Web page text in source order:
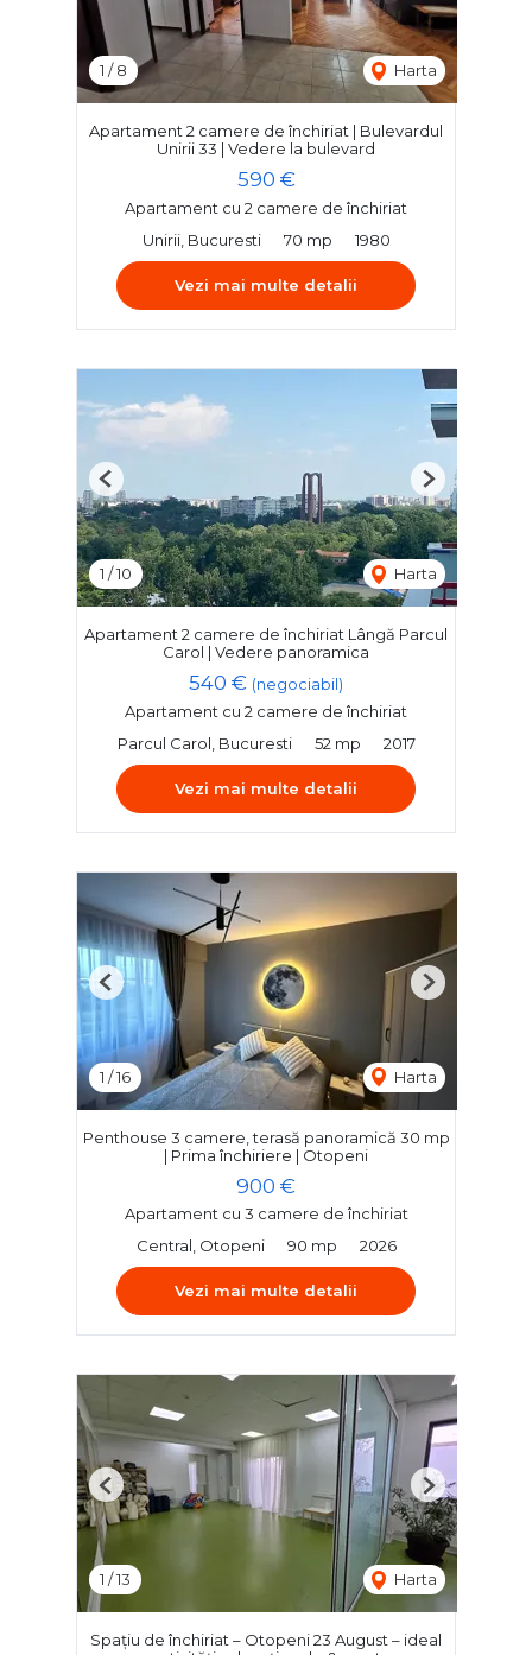
1 /8 Harta
Apartament 2 camere de închiriat | Bulevardul
Unirii 33 | Vedere la bulevard
590 €
Apartament cu 2 camere de închiriat
Unirii, Bucuresti
70 mp 1980
Vezi mai multe detalii
1 /10 Harta
Previous Next
Apartament 2 camere de închiriat Lângă Parcul
Carol | Vedere panoramica
540 € (negociabil)
Apartament cu 2 camere de închiriat
Parcul Carol, Bucuresti
52 mp 2017
Vezi mai multe detalii
1 /16 Harta
Previous Next
Penthouse 3 camere, terasă panoramică 30 mp
| Prima închiriere | Otopeni
900 €
Apartament cu 3 camere de închiriat
Central, Otopeni
90 mp 2026
Vezi mai multe detalii
1 /13 Harta
Previous Next
Spațiu de închiriat – Otopeni 23 August – ideal